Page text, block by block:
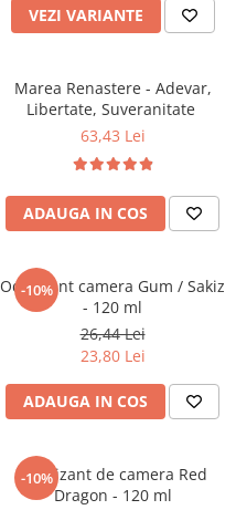
VEZI VARIANTE
Marea Renastere - Adevar,
Libertate, Suveranitate
63,43 Lei
ADAUGA IN COS
-10%
Odorizant camera Gum / Sakiz
- 120 ml
26,44 Lei
23,80 Lei
ADAUGA IN COS
-10%
Odorizant de camera Red
Dragon - 120 ml